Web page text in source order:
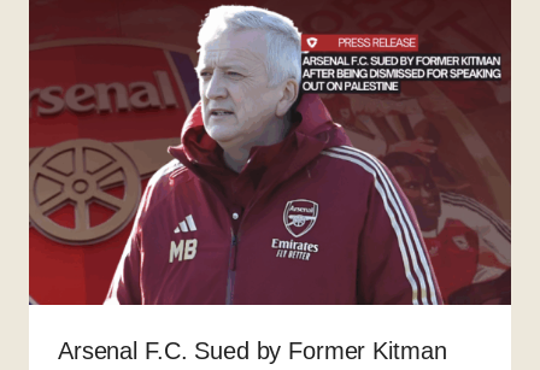
Arsenal F.C. Sued by Former Kitman